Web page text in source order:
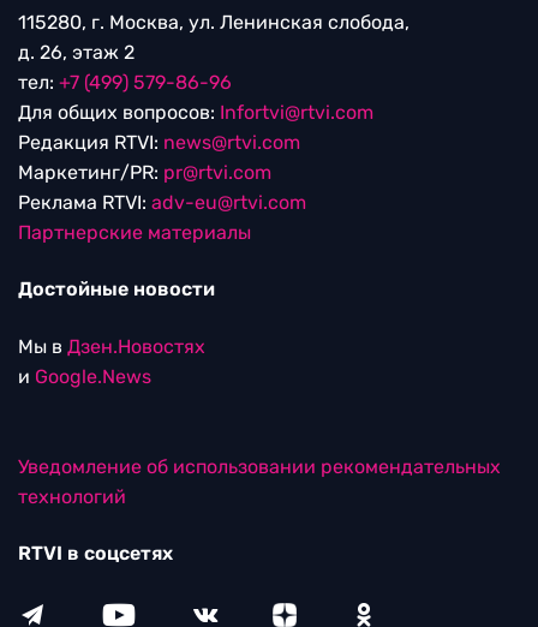
115280, г. Москва, ул. Ленинская слобода,
д. 26, этаж 2
тел: +7 (499) 579-86-96
Для общих вопросов: Infortvi@rtvi.com
Редакция RTVI: news@rtvi.com
Маркетинг/PR: pr@rtvi.com
Реклама RTVI: adv-eu@rtvi.com
Партнерские материалы
Достойные новости
Мы в Дзен.Новостях
и Google.News
Уведомление об использовании рекомендательных
технологий
RTVI в соцсетях